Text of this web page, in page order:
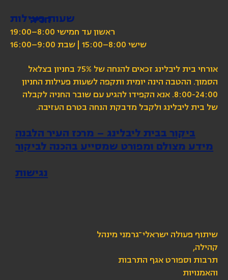
שעות פעילות
ראשון עד חמישי 8:00–19:00
שישי 8:00–15:00 | שבת 9:00–16:00
אורחי בית ליבלינג זכאים להנחה של 75% בחניון בצלאל
הסמוך. ההטבה הינה יומית ותקפה לשעות פעילות החניון
8:00-24:00. אנא הקפידו להגיע עם שובר החניה לקבלה
של בית ליבלינג ולקבל מדבקת הנחה בטרם העזיבה.
שיתוף פעולה ישראלי־גרמני מינהל
קהילה,
תרבות וספורט אגף התרבות
והאמנויות
ביקור בבית ליבלינג – מרכז העיר הלבנה
מידע מצולם ומפורט שמסייע בהכנה לביקור
נגישות
חניה